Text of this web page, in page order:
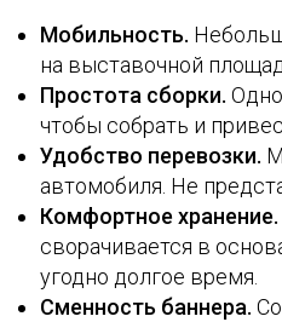
Мобильность.
на выставочной
Простота сборки.
чтобы собрать и
Удобство перевозки.
автомобиля. Не
Комфортное хранение.
сворачивается в
угодно долгое время.
Сменность баннера.